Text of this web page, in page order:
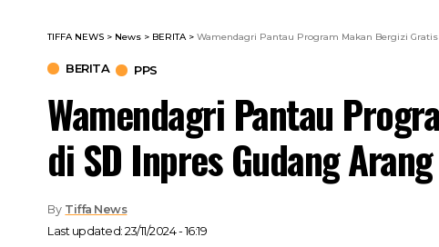
TIFFA NEWS > News > BERITA> Wamendagri Pantau Program Makan Bergizi
BERITA PPS
Wamendagri Pantau
di SD Inpres Gudang
Last updated: 23/11/2024 - 16:19
By Tiffa News